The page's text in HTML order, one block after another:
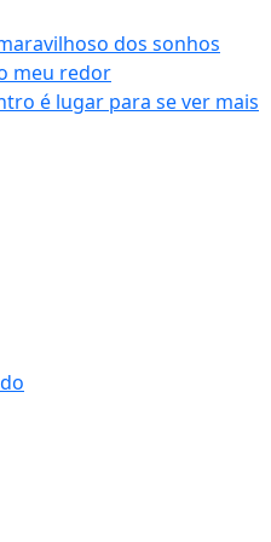
dos sonhos
meu redor
é lugar para se ver mais